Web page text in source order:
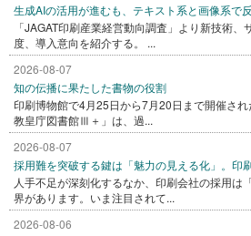
生成AIの活用が進むも、テキスト系と画像系で
「JAGAT印刷産業経営動向調査」より新技術、
度、導入意向を紹介する。 ...
2026-08-07
知の伝播に果たした書物の役割
印刷博物館で4月25日から7月20日まで開催さ
教皇庁図書館Ⅲ＋」は、過...
2026-08-07
採用難を突破する鍵は「魅力の見える化」。印
人手不足が深刻化するなか、印刷会社の採用は
界があります。いま注目されて...
2026-08-06